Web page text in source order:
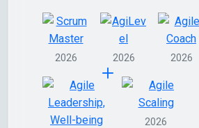
2026 2026 2026
2026